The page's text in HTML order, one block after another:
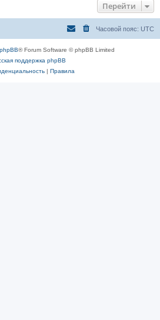
Перейти
Часовой пояс: UTC
phpBB® Forum Software © phpBB Limited
поддержка phpBB
| Правила